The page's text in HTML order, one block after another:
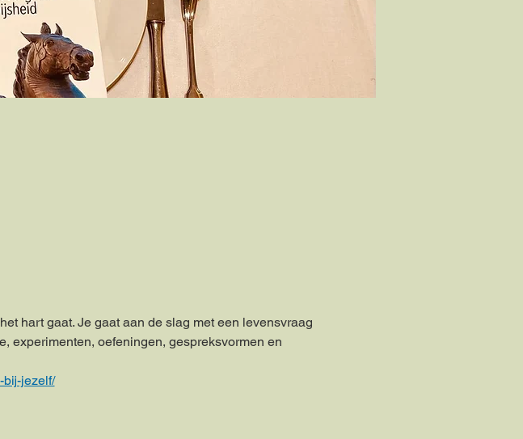
hart gaat. Je gaat aan de slag met een levensvraag
experimenten, oefeningen, gespreksvormen en
bij-jezelf/